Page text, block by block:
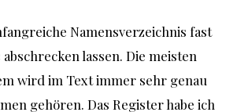
Namensverzeichnis fast
lassen. Die meisten
wird im Text immer sehr genau
gehören. Das Register habe ich